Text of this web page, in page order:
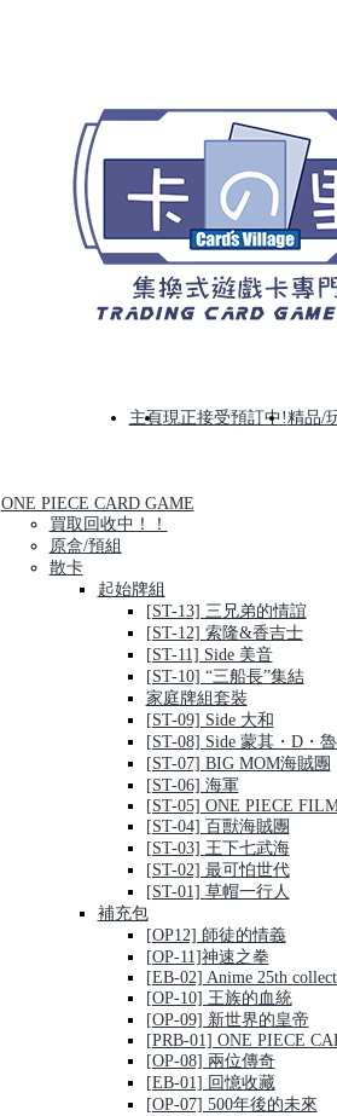
主頁現正接受預訂中!精品/
ONE PIECE CARD GAME
買取回收中！！
原盒/預組
散卡
起始牌組
[ST-13] 三兄弟的情誼
[ST-12] 索隆&香吉士
[ST-11] Side 美音
[ST-10] “三船長”集結
家庭牌組套裝
[ST-09] Side 大和
[ST-08] Side 蒙其・D・
[ST-07] BIG MOM海賊團
[ST-06] 海軍
[ST-05] ONE PIECE
[ST-04] 百獸海賊團
[ST-03] 王下七武海
[ST-02] 最可怕世代
[ST-01] 草帽一行人
補充包
[OP12] 師徒的情義
[OP-11]神速之拳
[EB-02] Anime 25th
[OP-10] 王族的血統
[OP-09] 新世界的皇帝
[PRB-01] ONE PIECE
[OP-08] 兩位傳奇
[EB-01] 回憶收藏
[OP-07] 500年後的未來